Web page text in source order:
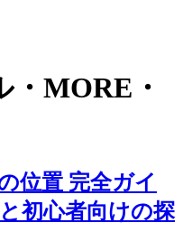
・MORE・
位置 完全ガイ
初心者向けの探